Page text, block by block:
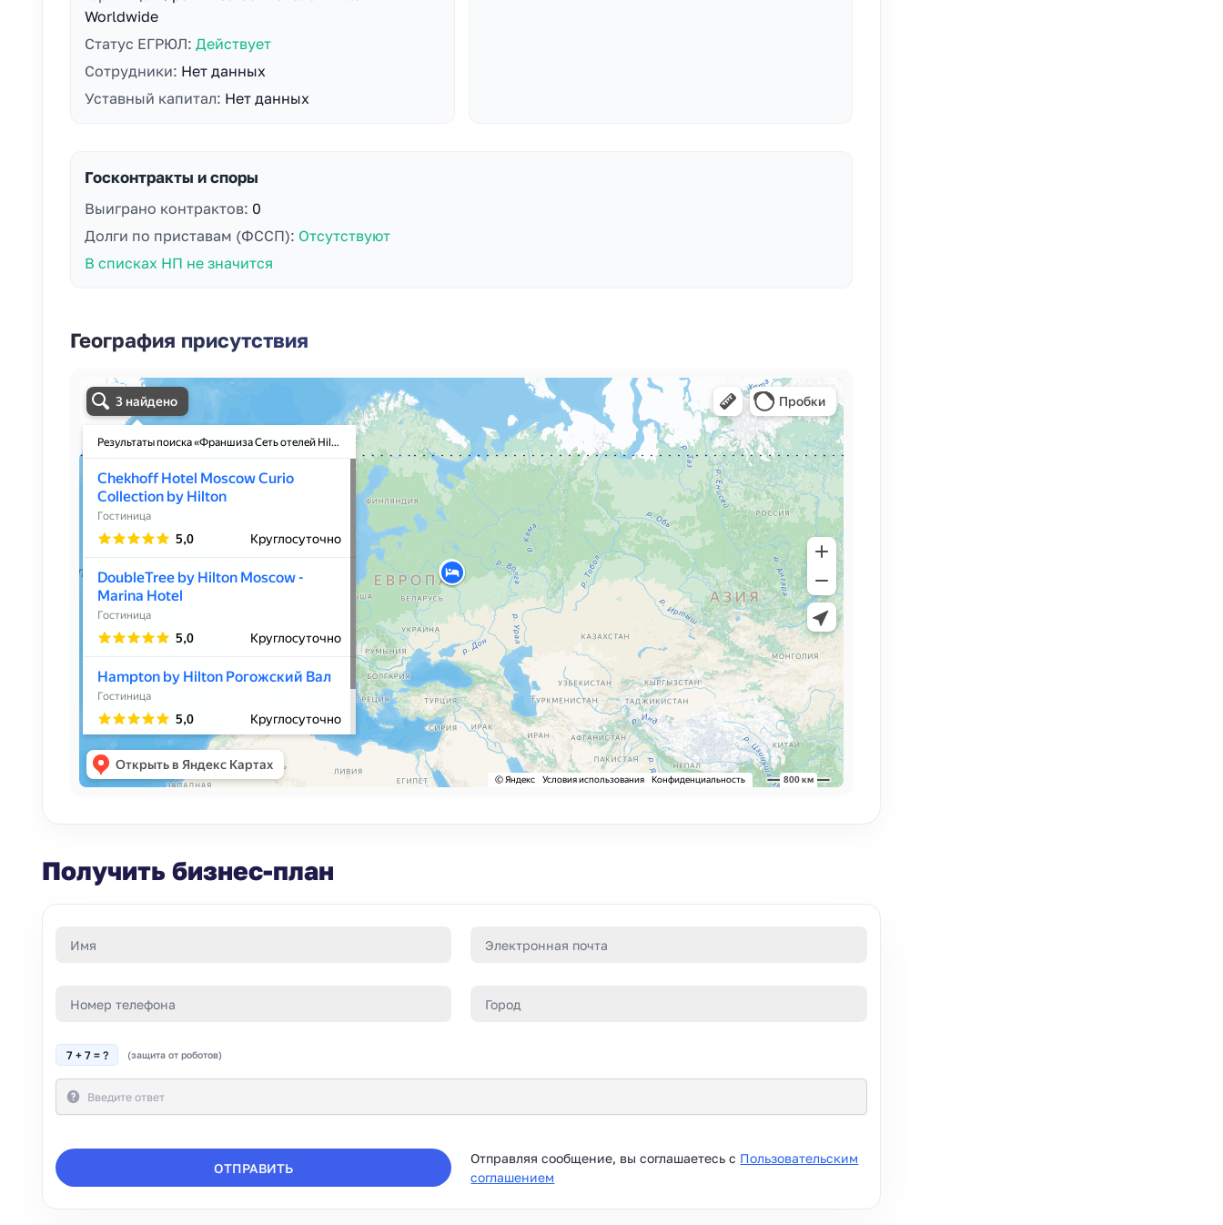
Worldwide
Статус ЕГРЮЛ: Действует
Сотрудники: Нет данных
Уставный капитал: Нет данных
Госконтракты и споры
Выиграно контрактов: 0
Долги по приставам (ФССП): Отсутствуют
В списках НП не значится
География присутствия
Получить бизнес-план
7 + 7 = ? (защита от роботов)
ОТПРАВИТЬ
Отправляя сообщение, вы соглашаетесь с Пользовательским
соглашением